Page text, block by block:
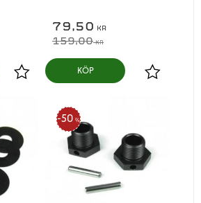
Lägg till i favoriter
79,50 KR
159,00KR
Lägg till i
KÖP
50 %